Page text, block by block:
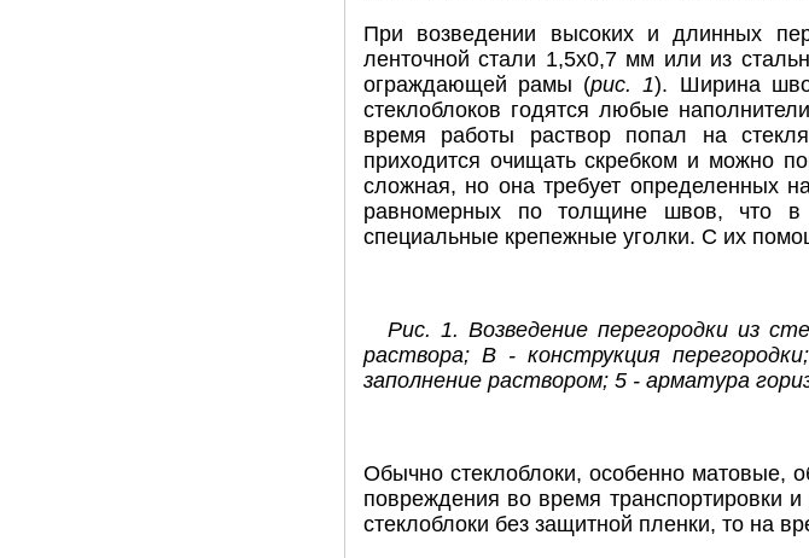
При возведении высоких и длинных
ленточной стали 1,5х0,7 мм или из
ограждающей рамы (рис. 1). Ширина
стеклоблоков годятся любые
время работы раствор попал на
приходится очищать скребком и можно
сложная, но она требует определенных
равномерных по толщине швов, что в
специальные крепежные уголки. С их
Рис. 1. Возведение перегородки из
раствора; В - конструкция
заполнение раствором; 5 - арматура
Обычно стеклоблоки, особенно матовые,
повреждения во время транспортировки
стеклоблоки без защитной пленки, то на